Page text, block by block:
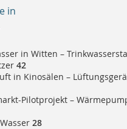
in
in Witten –
42
in Kinosälen –
Pilotprojekt –
28